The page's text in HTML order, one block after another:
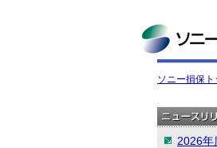
ソニー損保ト
2026年